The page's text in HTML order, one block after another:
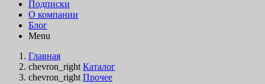
Подписки
О компании
Блог
Menu
Главная
chevron_right Каталог
chevron_right Прочее